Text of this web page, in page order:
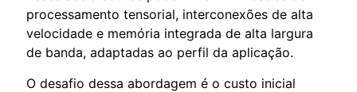
processamento tensorial, interconexões de alta
velocidade e memória integrada de alta largura
de banda, adaptadas ao perfil da aplicação.
O desafio dessa abordagem é o custo inicial